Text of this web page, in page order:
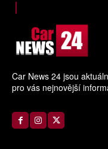
Car News 24 jsou
pro vás nejnovější